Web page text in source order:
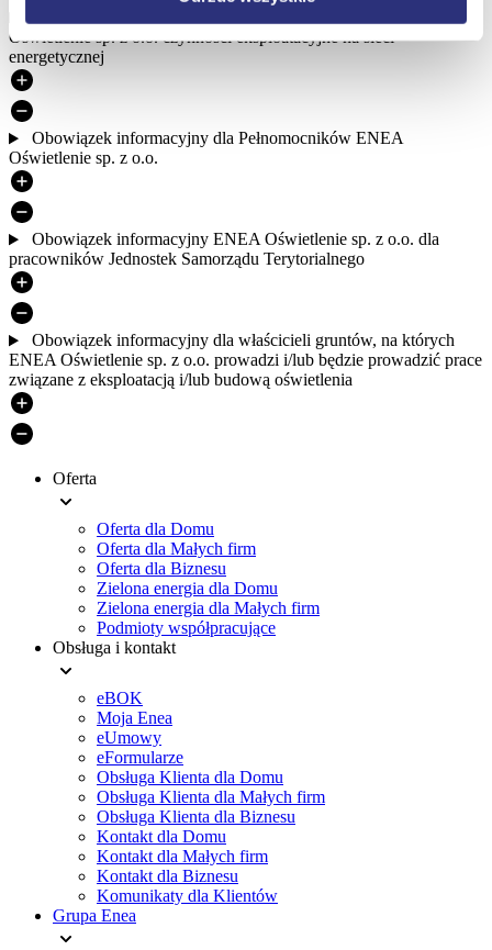
Obowiązek informacyjny dla osób wykonujących dla ENEA
Oświetlenie sp. z o.o. czynności eksploatacyjne na sieci
energetycznej
Obowiązek informacyjny dla Pełnomocników ENEA
Oświetlenie sp. z o.o.
Obowiązek informacyjny ENEA Oświetlenie sp. z o.o. dla
pracowników Jednostek Samorządu Terytorialnego
Obowiązek informacyjny dla właścicieli gruntów, na których
ENEA Oświetlenie sp. z o.o. prowadzi i/lub będzie prowadzić prace
związane z eksploatacją i/lub budową oświetlenia
Menu
Oferta
Oferta dla Domu
Oferta dla Małych firm
Oferta dla Biznesu
Zielona energia dla Domu
Zielona energia dla Małych firm
Podmioty współpracujące
Obsługa i kontakt
eBOK
Moja Enea
eUmowy
eFormularze
Obsługa Klienta dla Domu
Obsługa Klienta dla Małych firm
Obsługa Klienta dla Biznesu
Kontakt dla Domu
Kontakt dla Małych firm
Kontakt dla Biznesu
Komunikaty dla Klientów
Grupa Enea